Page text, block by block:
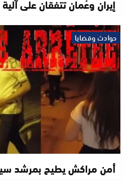
حوادث وقضايا
أمن مراكش يطيح بمرشد